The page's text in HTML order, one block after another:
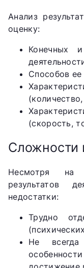
Анализ
оценку:
Конечных
Способов
(скорость,
Сложности
Несмотря на
результатов
недостатки:
Трудно
Не